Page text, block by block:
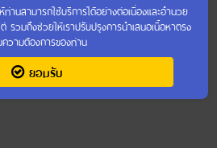
ท่านสามารถใช้บริการได้อย่างต่อเนื่องและอำนวย
รวมถึงช่วยให้เราปรับปรุงการนำเสนอเนื้อหาตรง
วามต้องการของท่าน
ยอมรับ